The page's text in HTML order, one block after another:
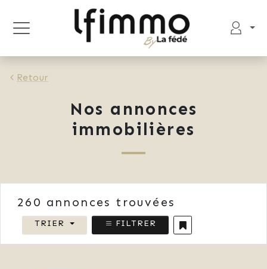
Retour
Nos annonces
immobilières
260 annonces trouvées
TRIER FILTRER